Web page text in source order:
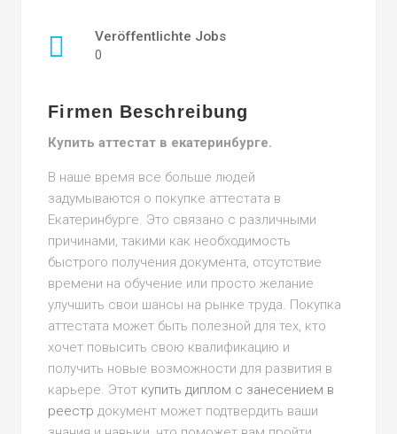
Veröffentlichte Jobs
0
Firmen Beschreibung
Купить аттестат в екатеринбурге.
В наше время все больше людей
задумываются о покупке аттестата в
Екатеринбурге. Это связано с различными
причинами, такими как необходимость
быстрого получения документа, отсутствие
времени на обучение или просто желание
улучшить свои шансы на рынке труда. Покупка
аттестата может быть полезной для тех, кто
хочет повысить свою квалификацию и
получить новые возможности для развития в
карьере. Этот купить диплом с занесением в
реестр документ может подтвердить ваши